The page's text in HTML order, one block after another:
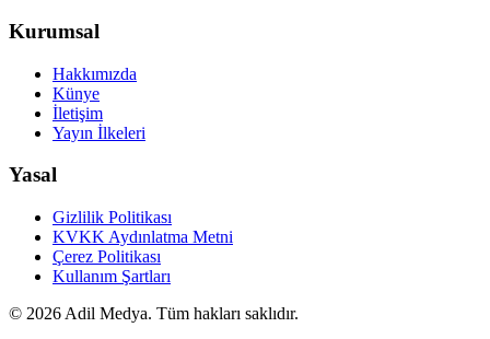
Kurumsal
Hakkımızda
Künye
İletişim
Yayın İlkeleri
Yasal
Gizlilik Politikası
KVKK Aydınlatma Metni
Çerez Politikası
Kullanım Şartları
© 2026 Adil Medya. Tüm hakları saklıdır.